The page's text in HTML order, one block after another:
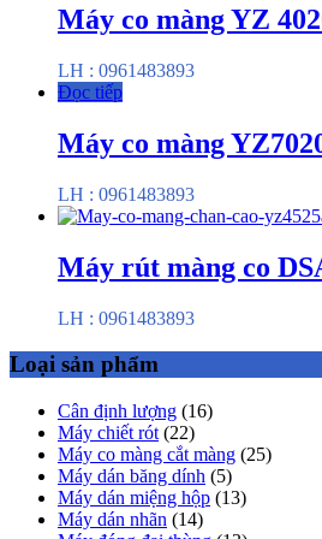
Máy co màng YZ
LH : 0961483893
Đọc tiếp
Máy co màng
LH : 0961483893
Máy rút màng co
LH : 0961483893
Loại sản phẩm
Cân định lượng (16)
Máy chiết rót (22)
Máy co màng cắt màng (25)
Máy dán băng dính (5)
Máy dán miệng hộp (13)
Máy dán nhãn (14)